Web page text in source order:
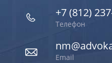
+7 (812)
Телефон
Email